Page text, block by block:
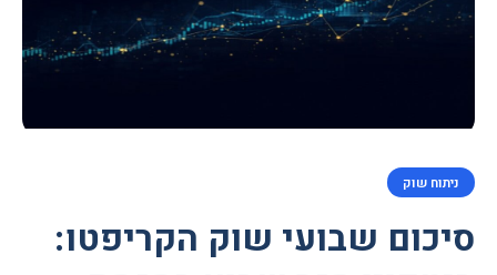
ניתוח שוק
סיכום שבועי שוק הקריפטו: